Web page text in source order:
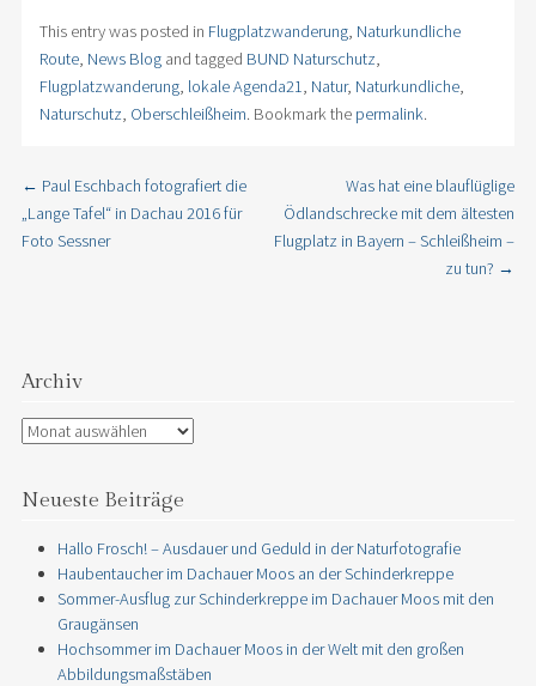
This entry was posted in Flugplatzwanderung, Naturkundliche
Route, News Blogand tagged BUND Naturschutz,
Flugplatzwanderung, lokale Agenda21, Natur, Naturkundliche,
Naturschutz, Oberschleißheim. Bookmark the permalink.
Post navigation
← Paul Eschbach fotografiert die
„Lange Tafel“ in Dachau 2016 für
Foto Sessner
Was hat eine blauflüglige
Ödlandschrecke mit dem ältesten
Flugplatz in Bayern – Schleißheim –
zu tun? →
Archiv
Archiv
Neueste Beiträge
Hallo Frosch! – Ausdauer und Geduld in der Naturfotografie
Haubentaucher im Dachauer Moos an der Schinderkreppe
Sommer-Ausflug zur Schinderkreppe im Dachauer Moos mit den
Graugänsen
Hochsommer im Dachauer Moos in der Welt mit den großen
Abbildungsmaßstäben